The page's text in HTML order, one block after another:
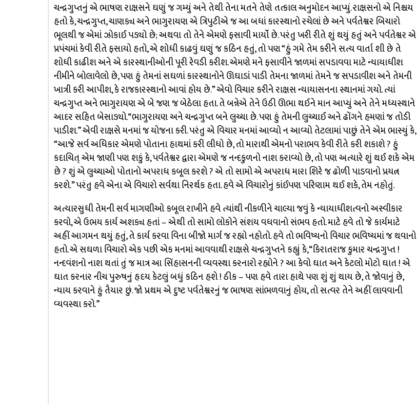
ચન્દ્રગુપ્તનું એ ભાષણ રાક્ષસને ઘણું જ ગમ્યું અને તેથી તેના મતને તેણે તત્કાલ અનુમોદન આપ્યું. રાક્ષસનો એ નિશ્ચય
હતો કે, ચન્દ્રગુપ્ત, ચાણક્ય અને ભાગુરાયણ એ ત્રિપુટીએ જ આ બધાં કારસ્થાનો રચેલાં છે અને પર્વતેશ્વર બિચારો
ભૂલથી જ એમાં ઝોકાઈ પડ્યો છે; અથવા તો તેને એમણે ફસાવી માર્યો છે. પરંતુ ખરી રીતે શું થયું હતું અને પર્વતેશ્વર એ
પ્રપંચમાં કેવી રીતે ફસાયો હતો, એ શોધી કાઢવું ઘણું જ કઠિન હતું, તો પણ “હું ગમે તેમ કરીને સત્ય વાર્તા શી છે તે
શોધી કાઢીશ અને એ કારસ્થાનીઓની પૂરી રેવડી કરીશ. એમણે મને ફસાવીને જાળમાં સ૫ડાવવા માટે ન્યાયાધીશ
નીમીને બોલાવેલો છે, પણ હું તેમનાં સઘળાં કારસ્થાનોને ઊઘાડાં પાડી તેમના જાળમાં તેમને જ સપડાવીશ અને તેમની
ખાત્રી કરી આપીશ, કે રાજકારસ્થાનો આવાં હોય છે.” એવો વિચાર કરીને રાક્ષસ ન્યાયાસનના સ્થાનમાં ગયો. ત્યાં
ચન્દ્રગુપ્ત અને ભાગુરાયણ એ બે જણ જ બેઠેલા હતા. તે બન્નેએ તેને ઉઠી ઊભા થઈને માન આપ્યું અને તેને મધ્યસ્થાને
આદર સહિત બેસાડ્યો. “ભાગુરાયણ અને ચન્દ્રગુપ્ત બને લુચ્ચા છે. પણ હું તેમની લુચ્ચાઈ અને ઢોંગને હમણાં જ તોડી
પાડીશ.” એવી રાક્ષસે મનમાં જ યોજના કરી. પરંતુ એ વિચાર મનમાં આવ્યો ન આવ્યો તેટલામાં પાછું તેને એમ ભાસ્યું કે,
“આજે સર્વ અધિકાર એમણે પોતાના હાથમાં કરી લીધો છે, તો મારાથી એમનો પરાભવ કેવી રીતે કરી શકાશે ? હું
કદાચિત્ એમ જાણી પણ શકું કે, પર્વતેશ્વર દ્વારા એમણે જ નન્દકુળનો નાશ કરાવ્યો છે, તો પણ અત્યારે શું થઈ શકે એમ
છે ? શું એ લુચ્ચાઓ પોતાનો અપરાધ કબૂલ કરશે ? એ તો સામો એ અપરાધ મારા શિરે જ ઢોળી પાડવાનો પ્રયત્ન
કરશે.” પરંતુ હવે એના એ વિચારો સર્વથા નિરર્થક હતા. હવે એ વિચારોનું કાંઈપણ પરિણામ થઈ શકે, તેમ નહોતું.
અત્યારસુધી તેમની સર્વ માગણીઓ કબૂલ રાખીને હવે ત્યાંથી નીકળીને ચાલ્યા જવું કે ન્યાયાધીશત્વનો અસ્વીકાર
કરવો, એ ઉભય કાર્ય અશક્ય હતાં – એથી તો સામો લોકોને સંશય વધવાનો સંભવ હતો. માટે હવે તો જે કાર્યમાટે
અહીં આગમન થયું હતું, તે કાર્ય કરવા વિના બીજો માર્ગ જ રહ્યો નહોતો. હવે તો ભવિષ્યનો વિચાર ભવિષ્યમાં જ થવાનો
હતો. એ સઘળા વિચારો એક પછી એક મનમાં આવવાથી રાક્ષસે ચન્દ્રગુપ્તને કહ્યું કે, “કિરાતરાજ કુમાર ચન્દ્રગુપ્ત !
નન્દવંશનો નાશ થતાં તું જ માત્ર આ સિંહાસનની વ્યવસ્થા કરનારો રહ્યોને ? આ કેવો ઘાત અને કેટલો મોટો ઘાત ! એ
ઘાત કરનાર નીચ પુરુષનું હૃદય કેટલું બધું કઠિન હશે ! ઠીક – પણ હવે તારા હાથે પણ શું શું થાય છે, તે જોવાનું છે,
ન્યાય કરવાને હું તૈયાર છું. જો પ્રથમ એ દુષ્ટ પર્વતેશ્વરનું જ ભાષણ સાંભળવાનું હોય, તો સત્વર તેને અહીં લાવવાની
વ્યવસ્થા કરો.”